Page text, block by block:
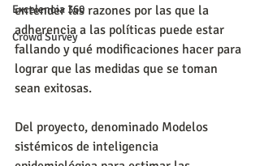
Excelencia 360
Crowd Survey
entender las razones por las que la
adherencia a las políticas puede estar
fallando y qué modificaciones hacer para
lograr que las medidas que se toman
sean exitosas.
Del proyecto, denominado Modelos
sistémicos de inteligencia